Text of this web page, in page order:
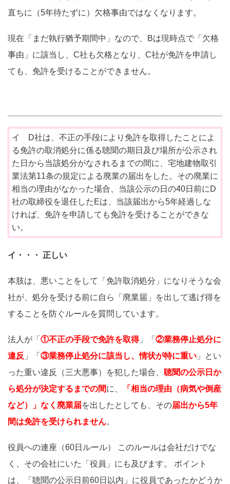
直ちに（5年待たずに）欠格事由ではなくなります。
現在「まだ執行猶予期間中」なので、Bは現時点で「欠格
事由」に該当し、C社も欠格となり、C社が免許を申請し
ても、免許を受けることができません。
イ D社は、不正の手段により免許を取得したことによ
る免許の取消処分に係る聴聞の期日及び場所が公示され
た日から当該処分がなされるまでの間に、宅地建物取引
業法第11条の規定による廃業の届出をした。その廃業に
相当の理由がなかった場合、当該公示の日の40日前にD
社の取締役を退任したEは、当該届出から5年経過しな
ければ、免許を申請しても免許を受けることができな
い。
イ・・・ 正しい
本肢は、悪いことをして「免許取消処分」になりそうな会
社が、処分を受ける前に自ら「廃業届」を出して逃げ得を
することを防ぐルールを質問しています。
法人が「 ①不正の手段で免許を取得」「 ②業務停止処分に
違反 」「 ③業務停止処分に該当し、情状が特に重い 」とい
った重い違反（三大悪事）を犯した場合、 聴聞の公示日か
ら処分が決定するまでの間に、
「相当の理由（病気や倒産
など）」なく廃業届を出したとしても、その届出から5年
間は免許を受けられません。
役員への連座（60日ルール） このルールは会社だけでな
く、その会社にいた「役員」にも及びます。 ポイント
は、「聴聞の公示日前60日以内」に役員であったかどうか